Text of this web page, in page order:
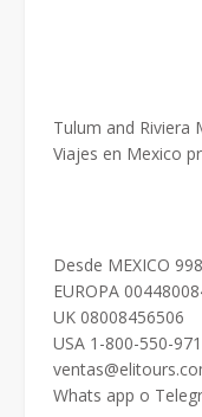
Tulum and Riviera
Viajes en Mexico
Desde MEXICO
EUROPA
UK 08008456506
USA 1-800-550-
Whats app o